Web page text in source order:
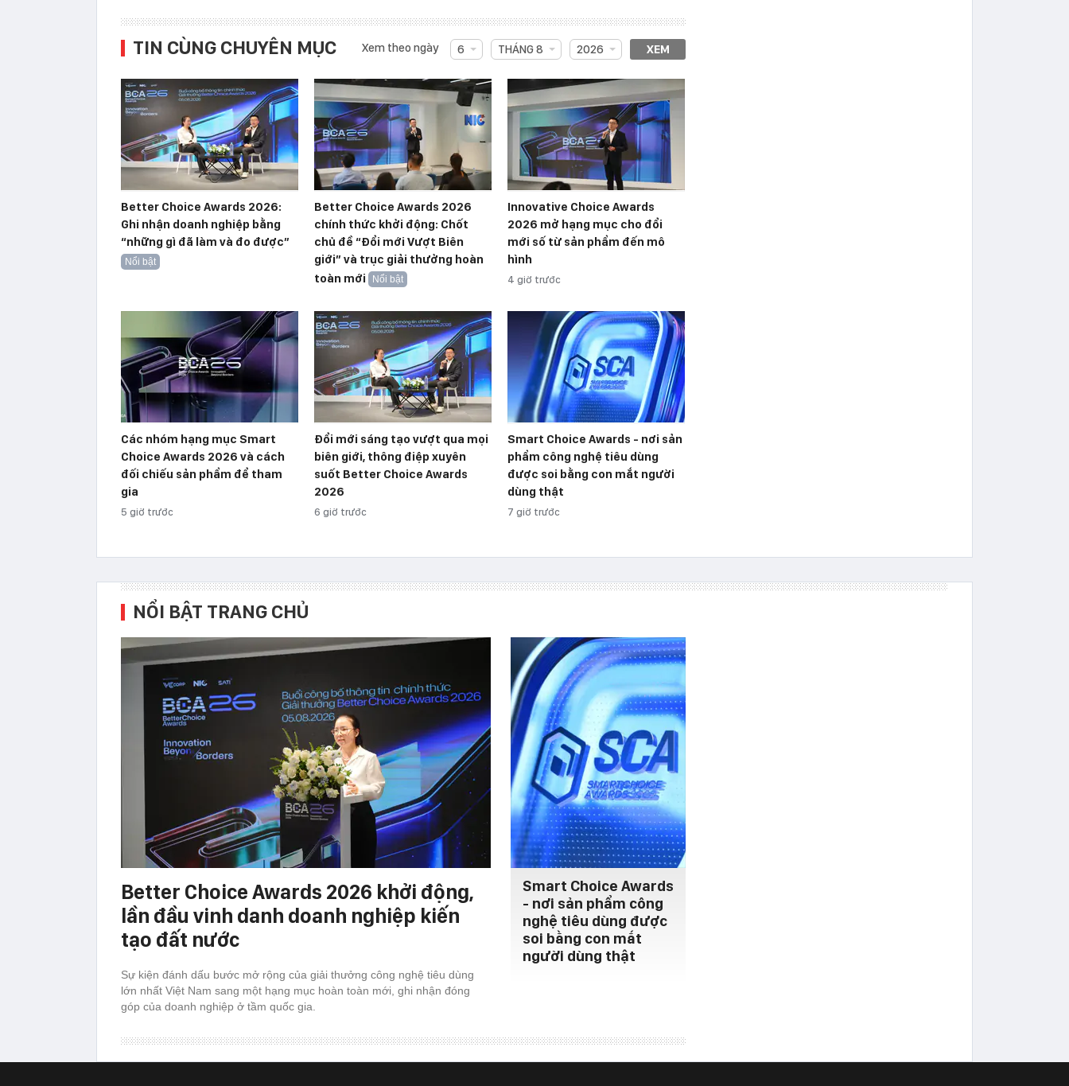
TIN CÙNG CHUYÊN MỤC Xem theo ngày 6 THÁNG 8 2026 XEM
Better Choice Awards 2026:
Ghi nhận doanh nghiệp bằng
“những gì đã làm và đo được”
Nổi bật
Better Choice Awards 2026
chính thức khởi động: Chốt
chủ đề “Đổi mới Vượt Biên
giới” và trục giải thưởng hoàn
toàn mới
Nổi bật
Innovative Choice Awards
2026 mở hạng mục cho đổi
mới số từ sản phẩm đến mô
hình
4 giờ trước
Các nhóm hạng mục Smart
Choice Awards 2026 và cách
đối chiếu sản phẩm để tham
gia
5 giờ trước
Đổi mới sáng tạo vượt qua mọi
biên giới, thông điệp xuyên
suốt Better Choice Awards
2026
6 giờ trước
Smart Choice Awards - nơi sản
phẩm công nghệ tiêu dùng
được soi bằng con mắt người
dùng thật
7 giờ trước
NỔI BẬT TRANG CHỦ
Better Choice Awards 2026 khởi động,
lần đầu vinh danh doanh nghiệp kiến
tạo đất nước
Sự kiện đánh dấu bước mở rộng của giải thưởng công nghệ tiêu dùng
lớn nhất Việt Nam sang một hạng mục hoàn toàn mới, ghi nhận đóng
góp của doanh nghiệp ở tầm quốc gia.
Smart Choice Awards
- nơi sản phẩm công
nghệ tiêu dùng được
soi bằng con mắt
người dùng thật